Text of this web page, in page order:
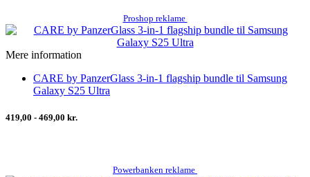
Proshop reklame
Mere information
CARE by PanzerGlass 3-in-1 flagship bundle til Samsung
Galaxy S25 Ultra
419,00 - 469,00 kr.
Powerbanken reklame